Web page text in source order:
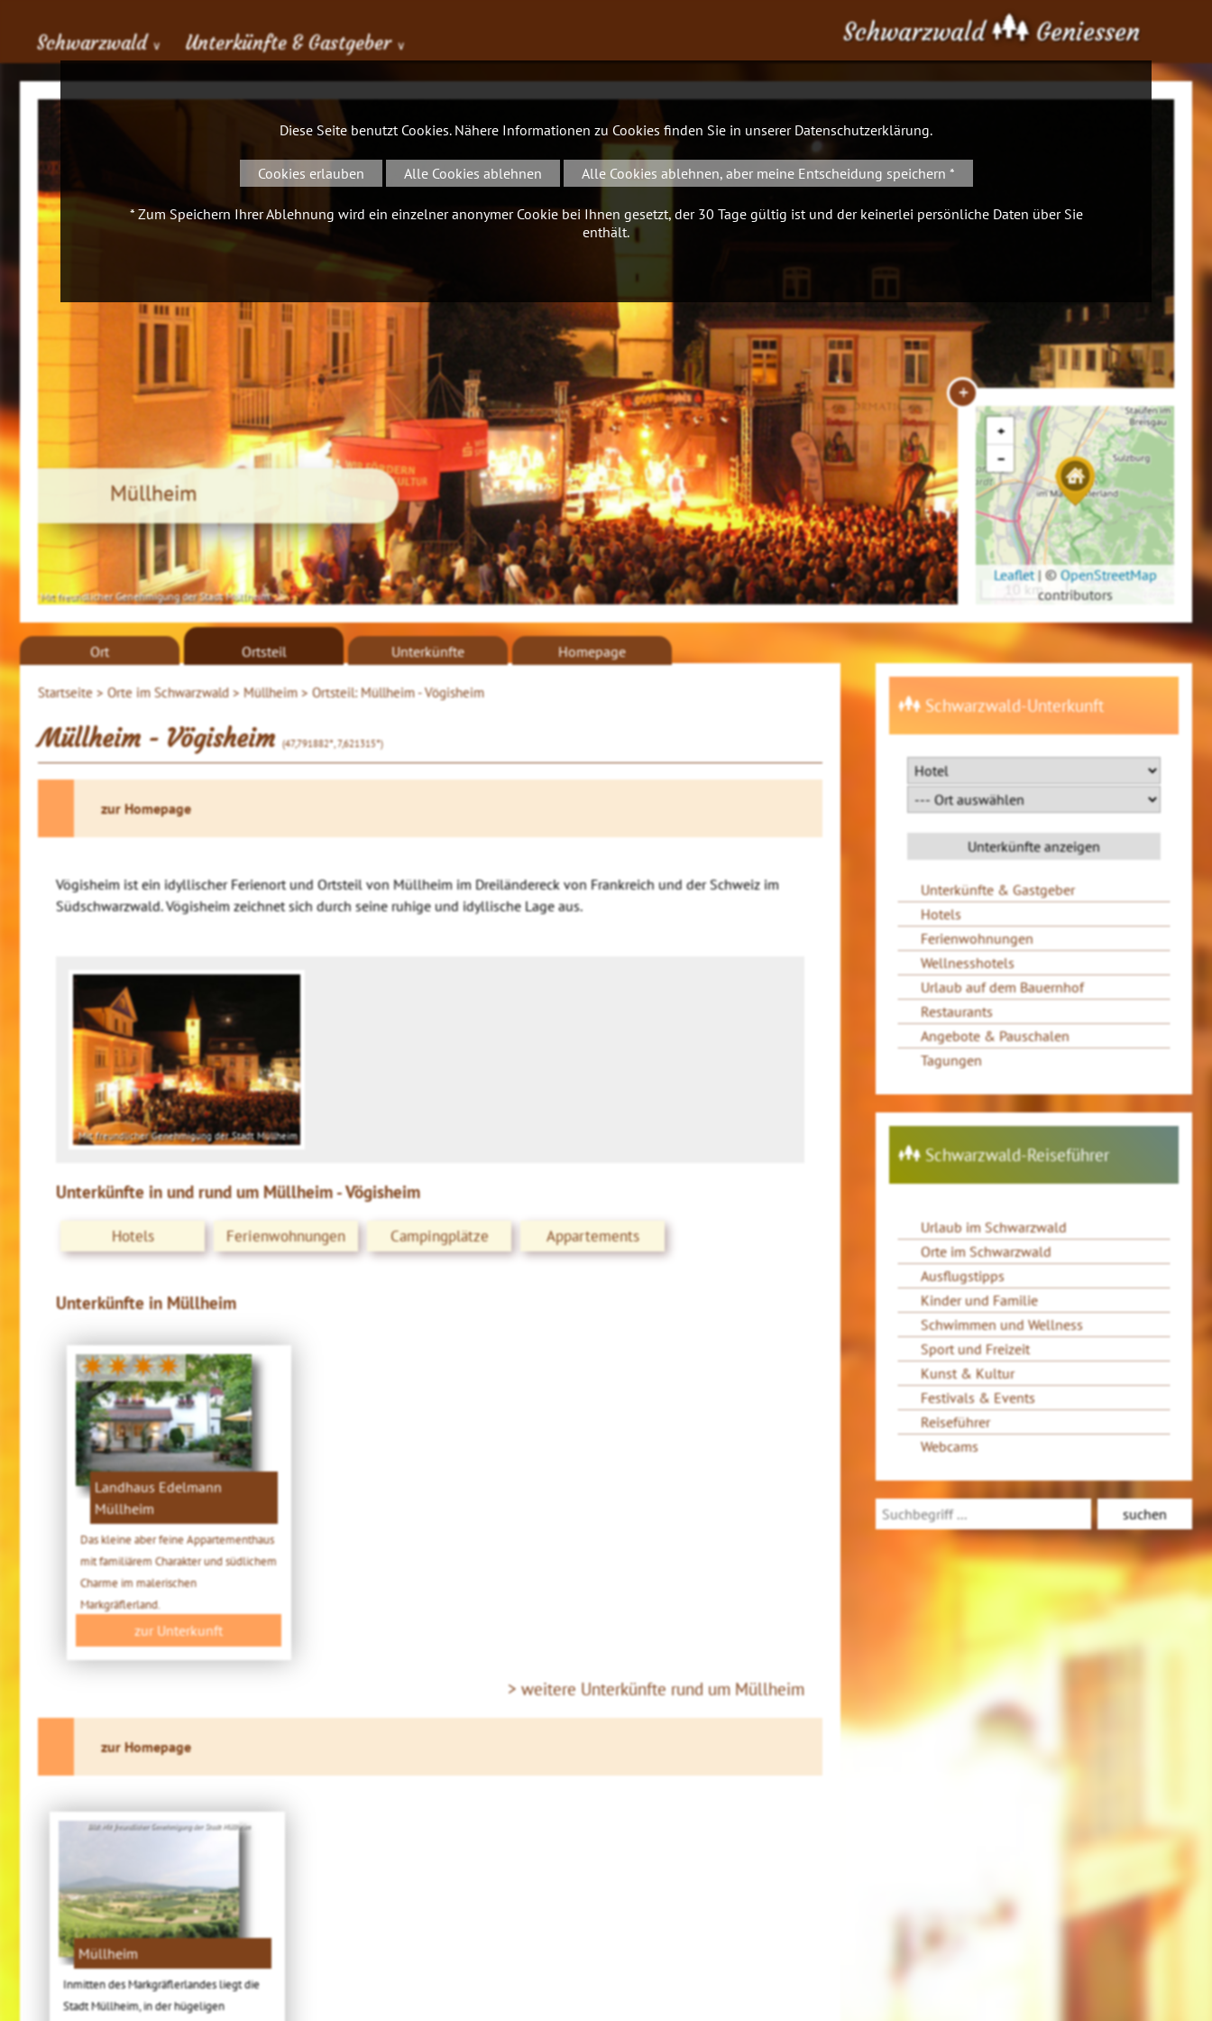
Schwarzwald ∨ Unterkünfte & Gastgeber ∨ Schwarzwald Geniessen
Mit freundlicher Genehmigung der Stadt Müllheim
Müllheim
+
+
−
10 km
Leaflet |©OpenStreetMap
contributors
Startseite > Orte im Schwarzwald > Müllheim >Ortsteil: Müllheim - Vögisheim
Ort Ortsteil Unterkünfte Homepage
Müllheim - Vögisheim(47,791882°, 7,621315°)
zur Homepage
Vögisheim ist ein idyllischer Ferienort und Ortsteil von Müllheim im Dreiländereck von Frankreich und der Schweiz im
Südschwarzwald. Vögisheim zeichnet sich durch seine ruhige und idyllische Lage aus.
Mit freundlicher Genehmigung der Stadt Müllheim
Unterkünfte in und rund um Müllheim - Vögisheim
Hotels Ferienwohnungen Campingplätze Appartements
Unterkünfte in Müllheim
✷✷✷✷
Landhaus Edelmann
Müllheim
Das kleine aber feine Appartementhaus
mit familiärem Charakter und südlichem
Charme im malerischen
Markgräflerland.
zur Unterkunft
> weitere Unterkünfte rund um Müllheim
zur Homepage
Bild: Mit freundlicher Genehmigung der Stadt Müllheim
Müllheim
Inmitten des Markgräflerlandes liegt die
Stadt Müllheim, in der hügeligen
Schwarzwald-Unterkunft
Unterkünfte & Gastgeber
Hotels
Ferienwohnungen
Wellnesshotels
Urlaub auf dem Bauernhof
Restaurants
Angebote & Pauschalen
Tagungen
Schwarzwald-Reiseführer
Urlaub im Schwarzwald
Orte im Schwarzwald
Ausflugstipps
Kinder und Familie
Schwimmen und Wellness
Sport und Freizeit
Kunst & Kultur
Festivals & Events
Reiseführer
Webcams
Diese Seite benutzt Cookies. Nähere Informationen zu Cookies finden Sie in unserer Datenschutzerklärung.
Cookies erlauben Alle Cookies ablehnen Alle Cookies ablehnen, aber meine Entscheidung speichern *
* Zum Speichern Ihrer Ablehnung wird ein einzelner anonymer Cookie bei Ihnen gesetzt, der 30 Tage gültig ist und der keinerlei persönliche Daten über Sie
enthält.